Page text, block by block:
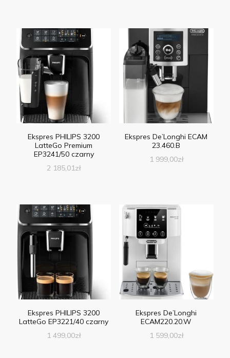
Ekspres PHILIPS 3200
LatteGo Premium
EP3241/50 czarny
2 185,01zł
Ekspres De’Longhi ECAM
23.460.B
1 999,00zł
Ekspres PHILIPS 3200
LatteGo EP3221/40 czarny
1 499,00zł
Ekspres De’Longhi
ECAM220.20.W
1 599,00zł